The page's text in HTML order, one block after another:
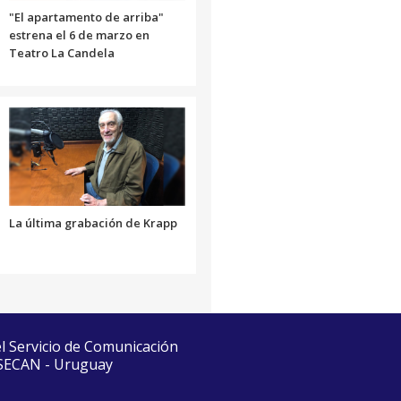
"El apartamento de arriba"
estrena el 6 de marzo en
Teatro La Candela
La última grabación de Krapp
de Comunicación
- Uruguay